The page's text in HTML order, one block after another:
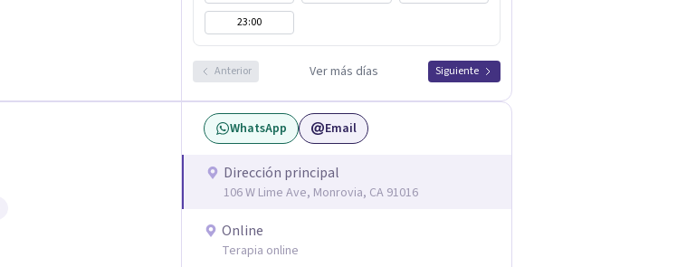
23:00
Anterior Ver más días Siguiente
WhatsApp Email
Dirección principal
106 W Lime Ave, Monrovia, CA 91016
Online
Terapia online